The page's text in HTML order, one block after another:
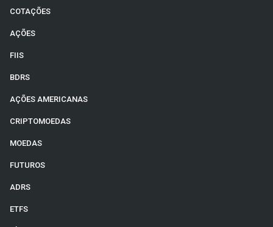
COTAÇÕES
AÇÕES
FIIS
BDRS
AÇÕES AMERICANAS
CRIPTOMOEDAS
MOEDAS
FUTUROS
ADRS
ETFS